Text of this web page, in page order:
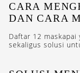
CARA
DAN CARA
Daftar 12 maskapai
sekaligus solusi